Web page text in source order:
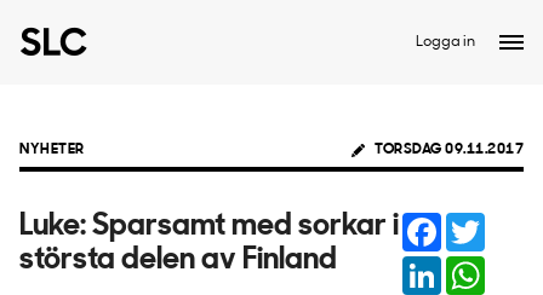
Logga in
NYHETER TORSDAG 09.11.2017
Luke: Sparsamt med sorkar i
största delen av Finland
Facebook
LinkedIn